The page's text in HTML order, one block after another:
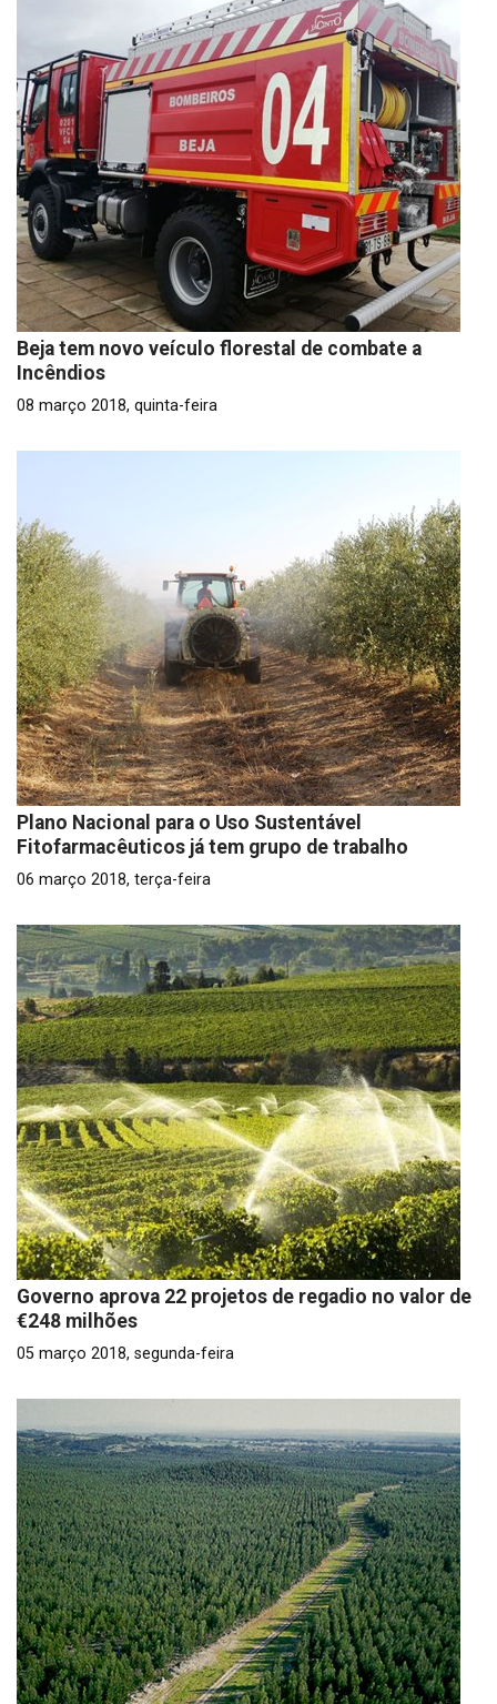
Beja tem novo veículo florestal de combate a
Incêndios
08 março 2018, quinta-feira
Plano Nacional para o Uso Sustentável
Fitofarmacêuticos já tem grupo de trabalho
06 março 2018, terça-feira
Governo aprova 22 projetos de regadio no valor de
€248 milhões
05 março 2018, segunda-feira